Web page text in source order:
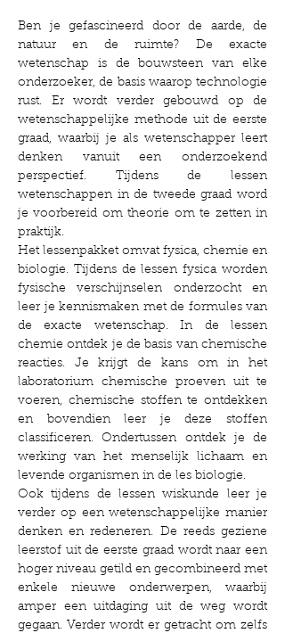
Ben je gefascineerd door de aarde, de
natuur en de ruimte? De exacte
wetenschap is de bouwsteen van elke
onderzoeker, de basis waarop technologie
rust. Er wordt verder gebouwd op de
wetenschappelijke methode uit de eerste
graad, waarbij je als wetenschapper leert
denken vanuit een onderzoekend
perspectief. Tijdens de lessen
wetenschappen in de tweede graad word
je voorbereid om theorie om te zetten in
praktijk.
Het lessenpakket omvat fysica, chemie en
biologie. Tijdens de lessen fysica worden
fysische verschijnselen onderzocht en
leer je kennismaken met de formules van
de exacte wetenschap. In de lessen
chemie ontdek je de basis van chemische
reacties. Je krijgt de kans om in het
laboratorium chemische proeven uit te
voeren, chemische stoffen te ontdekken
en bovendien leer je deze stoffen
classificeren. Ondertussen ontdek je de
werking van het menselijk lichaam en
levende organismen in de les biologie.
Ook tijdens de lessen wiskunde leer je
verder op een wetenschappelijke manier
denken en redeneren. De reeds geziene
leerstof uit de eerste graad wordt naar een
hoger niveau getild en gecombineerd met
enkele nieuwe onderwerpen, waarbij
amper een uitdaging uit de weg wordt
gegaan. Verder wordt er getracht om zelfs